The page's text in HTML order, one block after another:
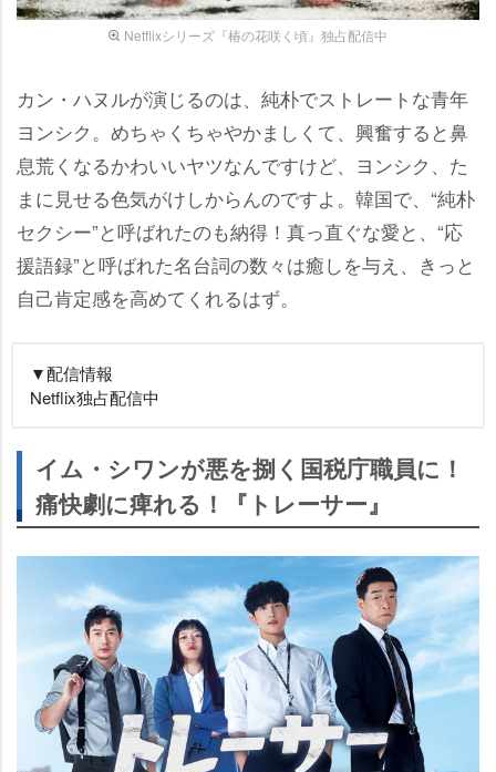
Netflixシリーズ『椿の花咲く頃』独占配信中
カン・ハヌルが演じるのは、純朴でストレートな青年
ヨンシク。めちゃくちゃやかましくて、興奮すると鼻
息荒くなるかわいいヤツなんですけど、ヨンシク、た
まに見せる色気がけしからんのですよ。韓国で、“純朴
セクシー”と呼ばれたのも納得！真っ直ぐな愛と、“応
援語録”と呼ばれた名台詞の数々は癒しを与え、きっと
自己肯定感を高めてくれるはず。
▼配信情報
Netflix独占配信中
イム・シワンが悪を捌く国税庁職員に！
痛快劇に痺れる！『トレーサー』